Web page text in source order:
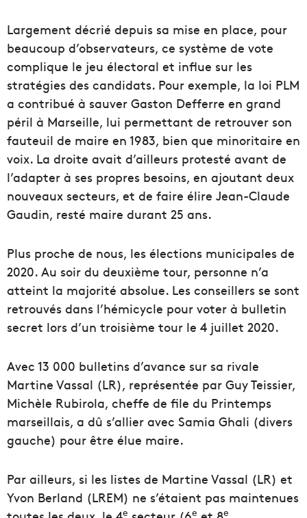
Largement décrié depuis sa mise en place, pour
beaucoup d’observateurs, ce système de vote
complique le jeu électoral et influe sur les
stratégies des candidats. Pour exemple, la loi PLM
a contribué à sauver Gaston Defferre en grand
péril à Marseille, lui permettant de retrouver son
fauteuil de maire en 1983, bien que minoritaire en
voix. La droite avait d’ailleurs protesté avant de
l’adapter à ses propres besoins, en ajoutant deux
nouveaux secteurs, et de faire élire Jean-Claude
Gaudin, resté maire durant 25 ans.
Plus proche de nous, les élections municipales de
2020. Au soir du deuxième tour, personne n’a
atteint la majorité absolue. Les conseillers se sont
retrouvés dans l’hémicycle pour voter à bulletin
secret lors d’un troisième tour le 4 juillet 2020.
Avec 13 000 bulletins d’avance sur sa rivale
Martine Vassal (LR), représentée par Guy Teissier,
Michèle Rubirola, cheffe de file du Printemps
marseillais, a dû s’allier avec Samia Ghali (divers
gauche) pour être élue maire.
Par ailleurs, si les listes de Martine Vassal (LR) et
Yvon Berland (LREM) ne s’étaient pas maintenues
e e e